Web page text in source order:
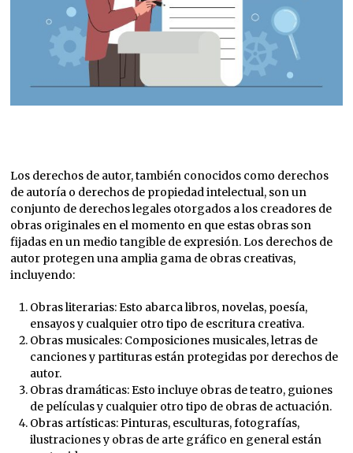
Los derechos de autor, también conocidos como derechos
de autoría o derechos de propiedad intelectual, son un
conjunto de derechos legales otorgados a los creadores de
obras originales en el momento en que estas obras son
fijadas en un medio tangible de expresión. Los derechos de
autor protegen una amplia gama de obras creativas,
incluyendo:
Obras literarias: Esto abarca libros, novelas, poesía,
ensayos y cualquier otro tipo de escritura creativa.
Obras musicales: Composiciones musicales, letras de
canciones y partituras están protegidas por derechos de
autor.
Obras dramáticas: Esto incluye obras de teatro, guiones
de películas y cualquier otro tipo de obras de actuación.
Obras artísticas: Pinturas, esculturas, fotografías,
ilustraciones y obras de arte gráfico en general están